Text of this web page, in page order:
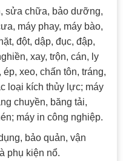
sửa chữa, bảo dưỡng,
máy phay, máy bào,
đột, dập, đục, đập,
xay, trộn, cán, ly
xeo, chấn tôn, tráng,
loại kích thủy lực; máy
chuyền, băng tải,
máy in công nghiệp.
bảo quản, vận
phụ kiện nổ.